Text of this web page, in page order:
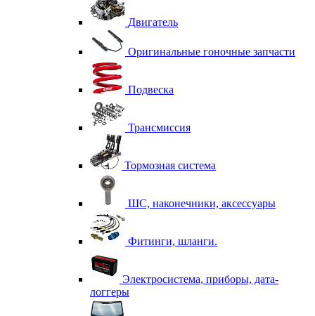
Двигатель
Оригинальные гоночные запчасти
Подвеска
Трансмиссия
Тормозная система
ШС, наконечники, аксессуары
Фитинги, шланги.
Электросистема, приборы, дата-
логгеры